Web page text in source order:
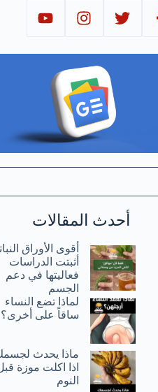
أحدث المقالات
أقوى الأوراق
أثبتت الدراسات
فعاليتها في دعم
الجسم
لماذا تضع النساء
ساقاً على أخرى؟
ماذا يحدث
اذا اكلت موزة
النوم